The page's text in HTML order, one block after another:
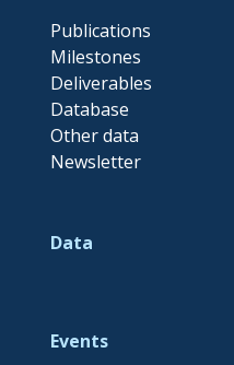
Publications
Milestones
Deliverables
Database
Other data
Newsletter
Data
Events